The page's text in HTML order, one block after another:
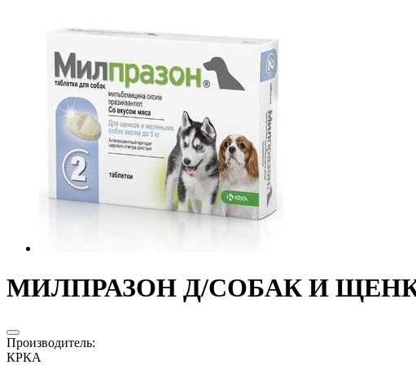
МИЛПРАЗОН Д/СОБАК И
Производитель:
КРКА